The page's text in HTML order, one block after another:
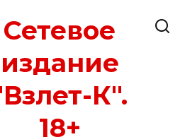
Сетевое
издание
К".
18+